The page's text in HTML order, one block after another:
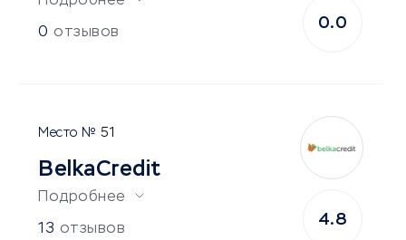
0 отзывов
0.0
51
BelkaCredit
Подробнее
13 отзывов
4.8